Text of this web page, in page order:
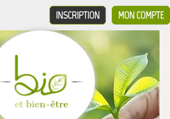
MON COMPTE
INSCRIPTION